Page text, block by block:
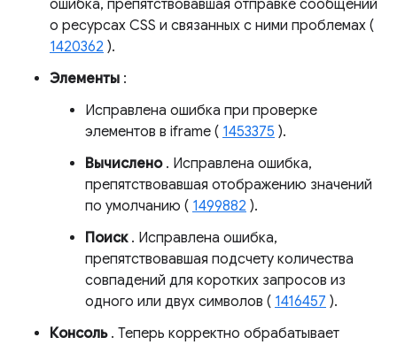
ошибка, препятствовавшая отправке сообщений
о ресурсах CSS и связанных с ними проблемах (
1420362 ).
Элементы :
Исправлена ​​ошибка при проверке
элементов в iframe ( 1453375 ).
Вычислено. Исправлена ​​ошибка,
препятствовавшая отображению значений
по умолчанию ( 1499882 ).
Поиск. Исправлена ​​ошибка,
препятствовавшая подсчету количества
совпадений для коротких запросов из
одного или двух символов ( 1416457 ).
Консоль. Теперь корректно обрабатывает